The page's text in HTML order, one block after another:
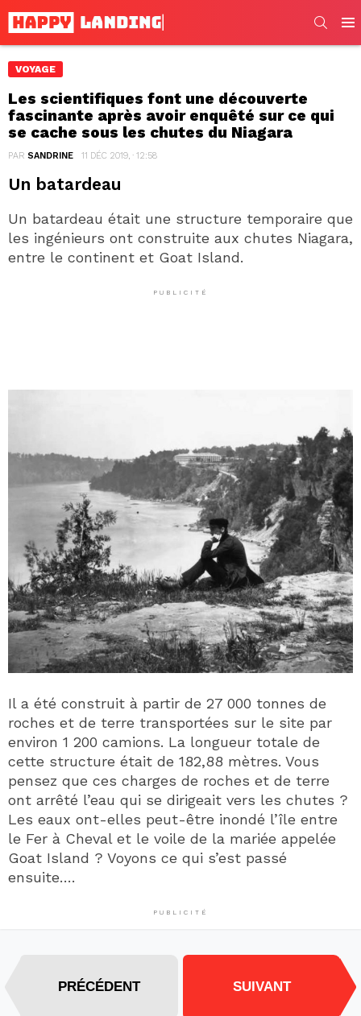
VOYAGE
Les scientifiques font une découverte
fascinante après avoir enquêté sur ce qui
se cache sous les chutes du Niagara
PAR SANDRINE 11 DÉC 2019, · 12:58
Un batardeau
Un batardeau était une structure temporaire que
les ingénieurs ont construite aux chutes Niagara,
entre le continent et Goat Island.
PUBLICITÉ
Il a été construit à partir de 27 000 tonnes de
roches et de terre transportées sur le site par
environ 1 200 camions. La longueur totale de
cette structure était de 182,88 mètres. Vous
pensez que ces charges de roches et de terre
ont arrêté l’eau qui se dirigeait vers les chutes ?
Les eaux ont-elles peut-être inondé l’île entre
le Fer à Cheval et le voile de la mariée appelée
Goat Island ? Voyons ce qui s’est passé
ensuite….
PUBLICITÉ
PRÉCÉDENT SUIVANT